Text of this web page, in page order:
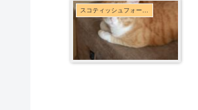
スコティッシュフォールド